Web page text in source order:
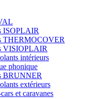
ISOPLAIR
THERMOCOVER
VISIOPLAIR
intérieurs
phonique
BRUNNER
extérieurs
et caravanes